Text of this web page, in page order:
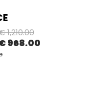
1,210.00
968.00